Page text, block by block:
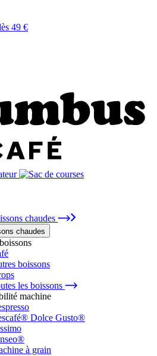
49 €
chaudes
chaudes
boissons
les boissons
machine
Dolce Gusto®
à grain